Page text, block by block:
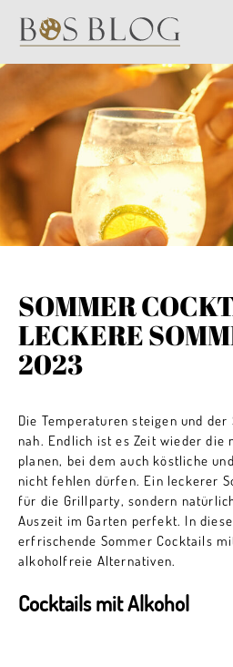
SOMMER
LECKERE
2023
Die Temperaturen steigen und
nah. Endlich ist es Zeit wieder die
planen, bei dem auch köstliche
nicht fehlen dürfen. Ein leckerer
für die Grillparty, sondern
Auszeit im Garten perfekt. In
erfrischende Sommer Cocktails
alkoholfreie Alternativen.
Cocktails mit Alkohol